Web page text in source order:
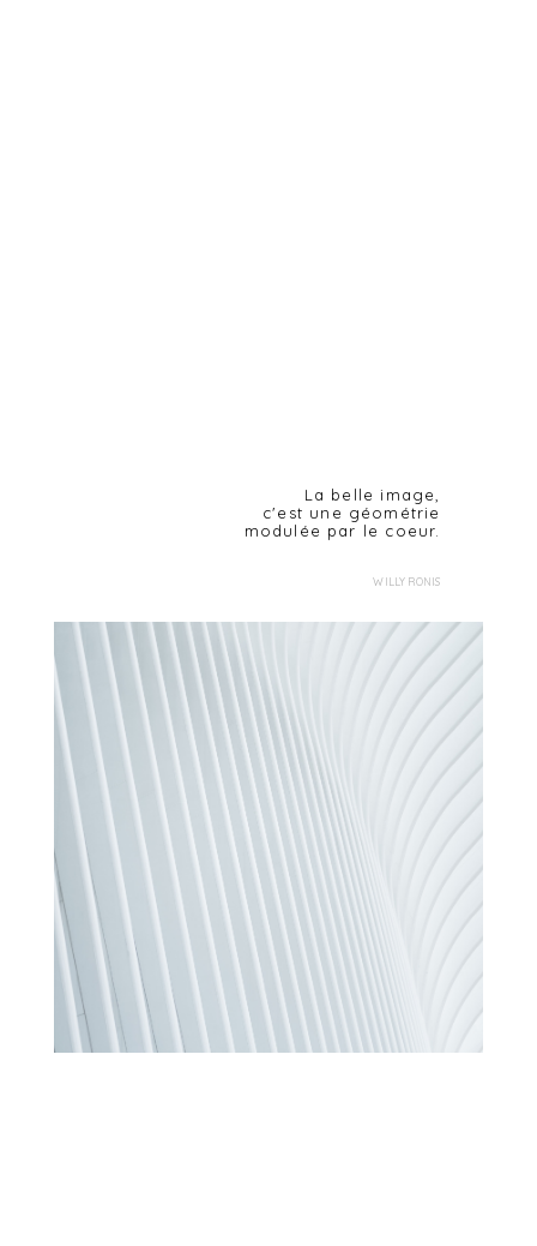
La belle image,
c'est une géométrie
modulée par le coeur.
WILLY RONIS